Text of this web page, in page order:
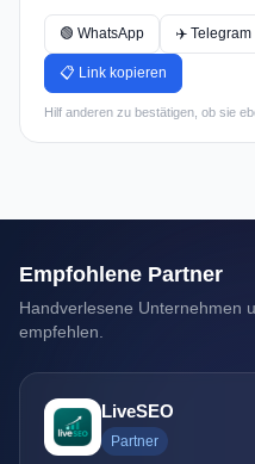
🟢 WhatsApp ✈️ Telegram
📋 Link kopieren
Hilf anderen zu bestätigen, ob sie
Empfohlene Partner
Handverlesene Unternehmen
empfehlen.
LiveSEO
Partner